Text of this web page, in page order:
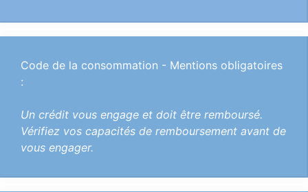
Code de la consommation - Mentions obligatoires
:
Un crédit vous engage et doit être remboursé.
Vérifiez vos capacités de remboursement avant de
vous engager.